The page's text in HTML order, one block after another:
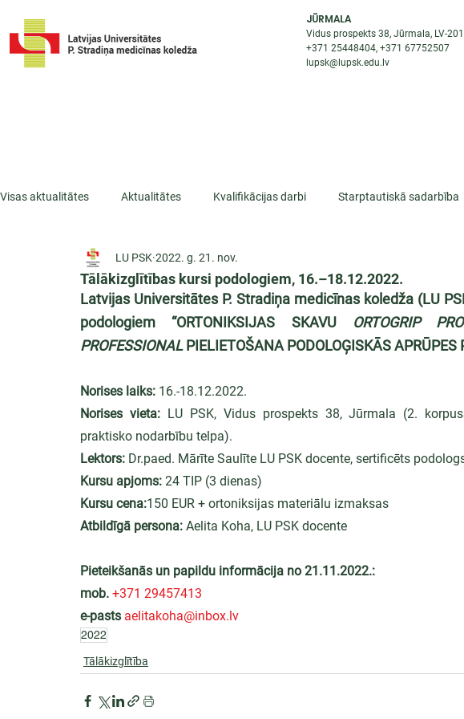
JŪRMALA
Vidus prospekts 38, Jūrmala, LV-
+371 25448404, +37167752507
lupsk@lupsk.edu.lv
Visas aktualitātes Aktualitātes Kvalifikācijas darbi Starptautiskā sadarbība
ESF projekti Iepazīsti profesiju
Tālākizglītības kursi podologiem, 16.–18.12.2022.
LU PSK 2022. g. 21. nov.
Latvijas Universitātes P. Stradiņa medicīnas koledža (LU
podologiem “ORTONIKSIJAS SKAVU ORTOGRIP
PROFESSIONAL PIELIETOŠANA PODOLOĢISKĀS APRŪPES
Norises laiks: 16.-18.12.2022.
Norises vieta: LU PSK, Vidus prospekts 38, Jūrmala (2.
praktisko nodarbību telpa).
Lektors: Dr.paed. Mārīte Saulīte LU PSK docente, sertificēts
Kursu apjoms: 24 TIP (3 dienas)
Kursu cena:150 EUR + ortoniksijas materiālu izmaksas
Atbildīgā persona: Aelita Koha, LU PSK docente
Pieteikšanās un papildu informācija no 21.11.2022.:
mob. +371 29457413
e-pasts aelitakoha@inbox.lv
2022
Tālākizglītība